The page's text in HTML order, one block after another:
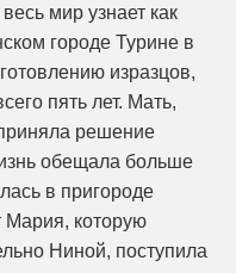
мир узнает как
городе Турине в
изразцов,
пять лет. Мать,
решение
обещала больше
в пригороде
Мария, которую
Ниной, поступила